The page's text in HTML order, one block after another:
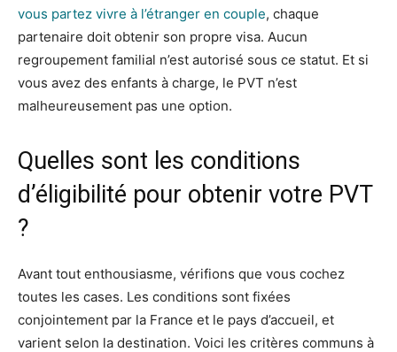
vous partez vivre à l’étranger en couple, chaque
partenaire doit obtenir son propre visa. Aucun
regroupement familial n’est autorisé sous ce statut. Et si
vous avez des enfants à charge, le PVT n’est
malheureusement pas une option.
Quelles sont les conditions
d’éligibilité pour obtenir votre PVT
?
Avant tout enthousiasme, vérifions que vous cochez
toutes les cases. Les conditions sont fixées
conjointement par la France et le pays d’accueil, et
varient selon la destination. Voici les critères communs à